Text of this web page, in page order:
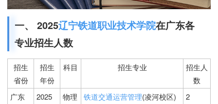
一、 2025辽宁铁道职业技术学院在广东各
专业招生人数
招生
省份
招生
年份
科目 招生专业
招生人
数
广东
2025
物理
铁道交通运营管理(凌河校区)
2